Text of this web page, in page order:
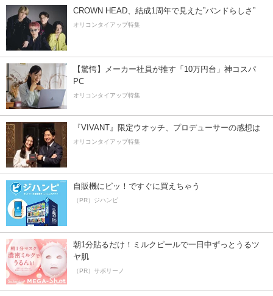
CROWN HEAD、結成1周年で見えた”バンドらしさ”
オリコンタイアップ特集
【驚愕】メーカー社員が推す「10万円台」神コスパ
PC
オリコンタイアップ特集
『VIVANT』限定ウオッチ、プロデューサーの感想は
オリコンタイアップ特集
自販機にピッ！ですぐに買えちゃう
（PR）ジハンピ
朝1分貼るだけ！ミルクピールで一日中ずっとうるツ
ヤ肌
（PR）サボリーノ